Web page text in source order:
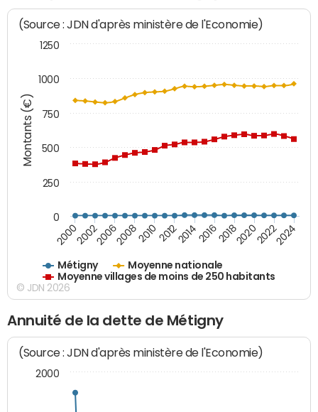
Montants (€)
(Source : JDN d'après ministère de l'Economie)
Métigny
Moyenne nationale
Moyenne villages de moins de 250 habitants
200020022006200820102012201420162018202020222024
0
250
500
750
1000
1250
© JDN 2026
Annuité de la dette de Métigny
(Source : JDN d'après ministère de l'Economie)
2000